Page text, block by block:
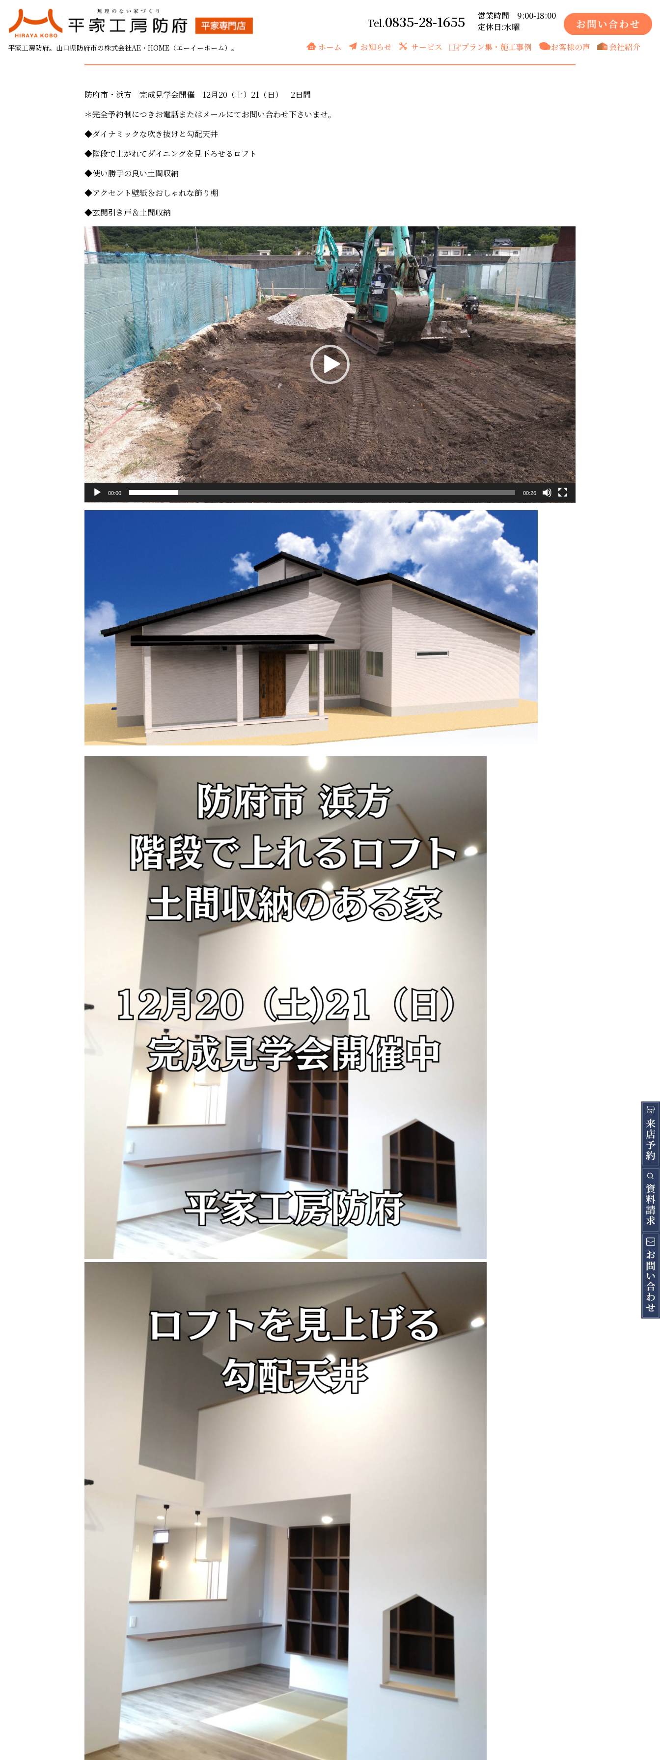
平家工房防府。山口県防府市の株式会社AE・HOME（エーイーホーム）。
0835-28-1655
営業時間 9:00-18:00
定休日:水曜
ホーム
お知らせ サービス プラン集・施工事例 お客様の声 会社紹介
防府市・浜方 完成見学会開催 12月20（土）21（日） 2日間
2025.12.15
防府市・浜方 完成見学会開催 12月20（土）21（日） 2日間
＊完全予約制につきお電話またはメールにてお問い合わせ下さいませ。
◆ダイナミックな吹き抜けと勾配天井
◆階段で上がれてダイニングを見下ろせるロフト
◆使い勝手の良い土間収納
◆アクセント壁紙＆おしゃれな飾り棚
◆玄関引き戸＆土間収納
動
画
プ
レ
ー
ヤ
ー
00:00 00:26